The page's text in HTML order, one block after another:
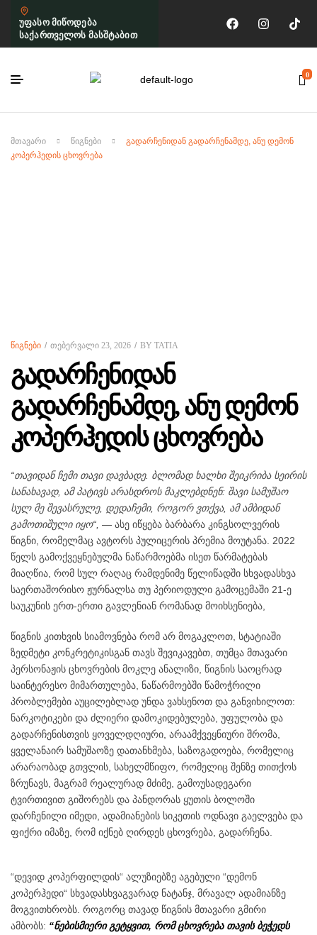
უფასო მიწოდება
საქართველოს მასშტაბით
0
ᲛᲗᲐᲕᲐᲠᲘ ᲬᲘᲒᲜᲔᲑᲘ
ᲒᲐᲓᲐᲠᲩᲔᲜᲘᲓᲐᲜ ᲒᲐᲓᲐᲠᲩᲔᲜᲐᲛᲓᲔ, ᲐᲜᲣ ᲓᲔᲛᲝᲜ
ᲙᲝᲞᲔᲠᲰᲔᲓᲘᲡ ᲪᲮᲝᲕᲠᲔᲑᲐ
ᲬᲘᲒᲜᲔᲑᲘ ᲗᲔᲑᲔᲠᲕᲐᲚᲘ 23, 2026 BY TATIA
გადარჩენიდან
გადარჩენამდე, ანუ დემონ
კოპერჰედის ცხოვრება
“თავიდან ჩემი თავი დავბადე. ბლომად ხალხი შეიკრიბა სეირის
სანახავად, ამ პატივს არასდროს მაკლებდნენ: შავი სამუშაო
სულ მე შევასრულე, დედაჩემი, როგორ ვთქვა, ამ ამბიდან
გამოთიშული იყო“, — ასე იწყება ბარბარა კინგსოლვერის
წიგნი, რომელმაც ავტორს პულიცერის პრემია მოუტანა. 2022
წელს გამოქვეყნებულმა ნაწარმოებმა ისეთ წარმატებას
მიაღწია, რომ სულ რაღაც რამდენიმე წელიწადში სხვადასხვა
საერთაშორისო ჟურნალსა თუ პერიოდული გამოცემაში 21-ე
საუკუნის ერთ-ერთი გავლენიან რომანად მოიხსენიება,
წიგნის კითხვის სიამოვნება რომ არ მოგაკლოთ, სტატიაში
ზედმეტი კონკრეტიკისგან თავს შევიკავებთ, თუმცა მთავარი
პერსონაჟის ცხოვრების მოკლე ანალიზი, წიგნის საოცრად
საინტერესო მიმართულება, ნაწარმოებში წამოჭრილი
პრობლემები აუცილებლად უნდა ვახსენოთ და განვიხილოთ:
ნარკოტიკები და ძლიერი დამოკიდებულება, უფულობა და
გადარჩენისთვის ყოველდღიური, არაამქვეყნიური შრომა,
ყველანაირ სამუშაოზე დათანხმება, საზოგადოება, რომელიც
არარაობად გთვლის, სახელმწიფო, რომელიც შენზე თითქოს
ზრუნავს, მაგრამ რეალურად მძიმე, გამოუსადეგარი
ტვირთივით გიშორებს და პანდორას ყუთის ბოლოში
დარჩენილი იმედი, ადამიანების სიკეთის ოდნავი გაელვება და
ფიქრი იმაზე, რომ იქნებ ღირდეს ცხოვრება, გადარჩენა.
“დევიდ კოპერფილდის“ ალუზიებზე აგებული “დემონ
კოპერჰედი“ სხვადასხვაგვარად ნატანჯ, მრავალ ადამიანზე
მოგვითხრობს. როგორც თავად წიგნის მთავარი გმირი
ამბობს: “ნებისმიერი გეტყვით, რომ ცხოვრება თავის ბეჭედს